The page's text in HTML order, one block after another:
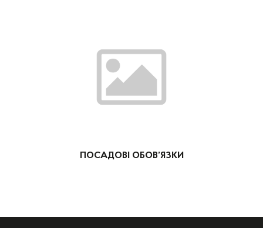
ПОСАДОВІ ОБОВ’ЯЗКИ